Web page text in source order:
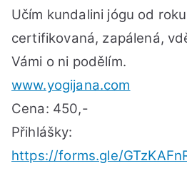
Učím kundalini jógu od
certifikovaná, zapálená,
Vámi o ni podělím.
www.yogijana.com
Cena: 450,-
Přihlášky:
https://forms.gle/